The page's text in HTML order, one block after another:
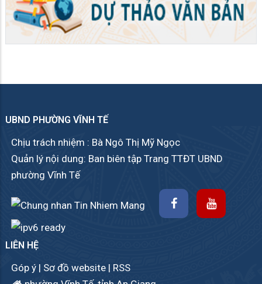
UBND PHƯỜNG VĨNH TẾ
Chịu trách nhiệm : Bà Ngô Thị Mỹ Ngọc
Quản lý nội dung: Ban biên tập Trang TTĐT UBND
phường Vĩnh Tế
LIÊN HỆ
Góp ý | Sơ đồ website | RSS